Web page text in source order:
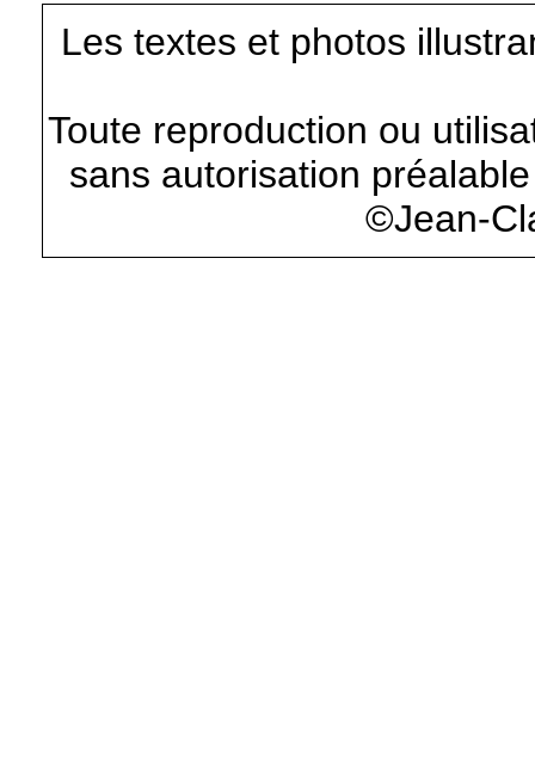
Les textes et photos
Toute reproduction ou
sans autorisation
©Jean-